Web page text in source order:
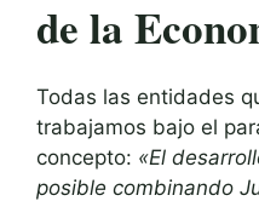
de la
Todas las entidades
trabajamos bajo el
concepto: «El
posible combinando